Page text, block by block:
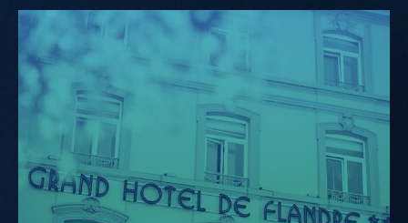
Grand
Hôtel
de
Flandre